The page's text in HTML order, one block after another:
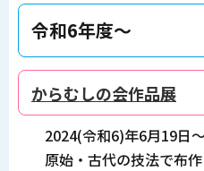
令和6年度～
からむしの会作品展
2024(令和6)年6月19日
原始・古代の技法で布